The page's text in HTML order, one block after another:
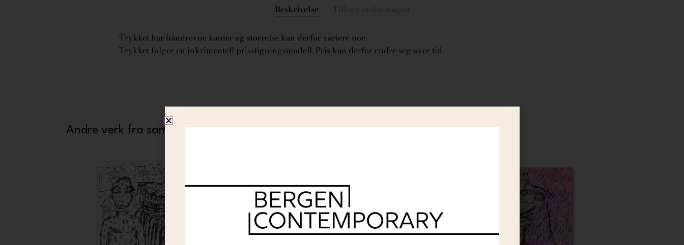
Beskrivelse Tilleggsinformasjon
Trykket har håndrevne kanter og størrelse kan derfor variere noe.
Trykket følger en inkrimentell prisstigningsmodell. Pris kan derfor endre seg over tid.
Andre verk fra samme kunstner